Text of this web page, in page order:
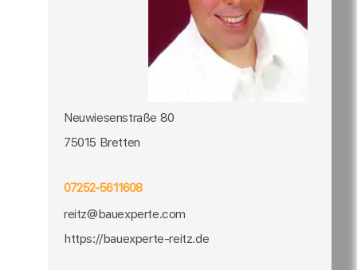
Neuwiesenstraße 80
75015 Bretten
07252-5611608
reitz@bauexperte.com
https://bauexperte-reitz.de